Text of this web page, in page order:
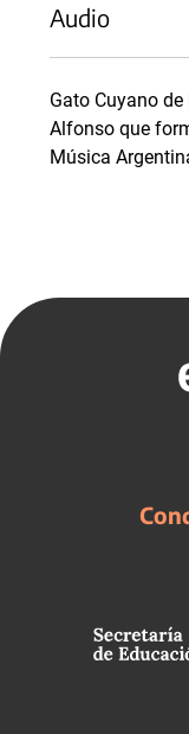
Audio
Gato Cuyano
Alfonso que
Música